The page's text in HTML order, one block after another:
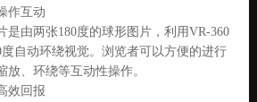
作互动
是由两张180度的球形图片，利用VR-360
自动环绕视觉。浏览者可以方便的进行
放、环绕等互动性操作。
效回报